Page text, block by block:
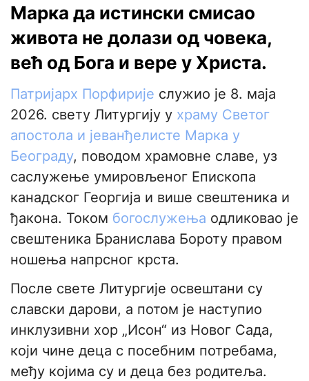
Марка да истински смисао
живота не долази од човека,
већ од Бога и вере у Христа.
Патријарх Порфирије служио је 8. маја
2026. свету Литургију у храму Светог
апостола и јеванђелисте Марка у
Београду, поводом храмовне славе, уз
саслужење умировљеног Епископа
канадског Георгија и више свештеника и
ђакона. Током богослужења одликовао је
свештеника Бранислава Бороту правом
ношења напрсног крста.
После свете Литургије освештани су
славски дарови, а потом је наступио
инклузивни хор „Исон“ из Новог Сада,
који чине деца с посебним потребама,
међу којима су и деца без родитеља.